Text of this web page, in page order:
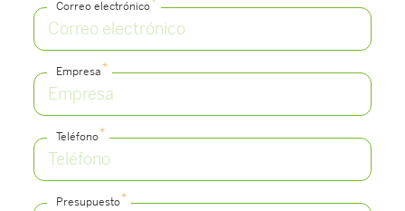
Correo electrónico
Empresa*
Teléfono*
Presupuesto*